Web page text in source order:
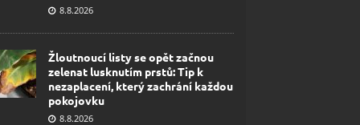
8.8.2026
Žloutnoucí listy se opět začnou
zelenat lusknutím prstů: Tip k
nezaplacení, který zachrání každou
pokojovku
8.8.2026